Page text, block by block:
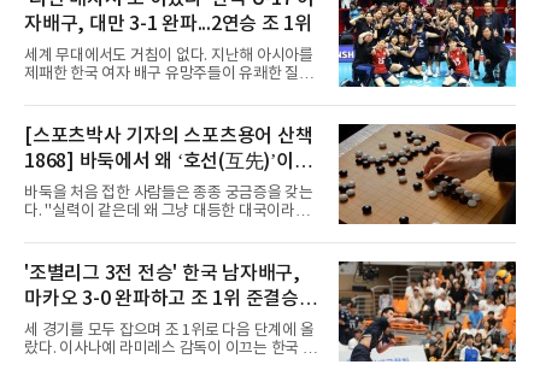
크게 꺾고 16강 진출을 확정했다
맞붙는다. FIBA 랭킹은 일본 22위, 한국 57위, 사
우디 65위, 인도네시아 94위로, 랭킹과 홈 이점
을 모두 갖춘 일본이 최대 변수다.니콜라이스 마
줄스(라트비아) 감독이 이끄는 대표팀은 지난달
6일 FIBA 월드컵 예선 1라운드 6차전에서 일본
NBA에 도전 중인 이현중을 앞세운 대표팀의 목
표는 우승이다.조별리그는 12
자배구, 대만 3-1 완파...2연승 조 1위
세계 무대에서도 거침이 없다. 지난해 아시아를
제패한 한국 여자 배구 유망주들이 유쾌한 질주
이하(U-17) 여자배구대표팀은 8일(한국시간) 칠
레 로스안데스에서 열린 2026 국제배구연맹
(FIVB) U-17 여자 세계선수권대회 조별리그 D조
2차전에서 대만을 세트 점수 3-1(25-19 18-25
25-13 25-15)로 꺾었다. 전날 푸에르토리코를
3-1로 물리쳤던 한국은 2연승으로 조 1위에 올
라 16강 진출에 청신호를 켰다.이날 승리는 남다
3-2로 꺾고 정상에 올랐는데, 세계선수권에서
이뤄진 '리턴 매치'에서도 승리하
[스포츠박사 기자의 스포츠용어 산책
1868] 바둑에서 왜 ‘호선(互先)’이라
말할까
바둑을 처음 접한 사람들은 종종 궁금증을 갖는
다. "실력이 같은데 왜 그냥 대등한 대국이라고
‘바둑에서 왜 ‘대국(對局)’이라 말할까‘ 참조)'호
선(互先)'은 한자로 '서로 호(互)', '먼저 선(先)'을
쓴다. 직역하면 '서로 먼저 둔다'는 뜻이다. 여기
서 '서로 먼저 둔다'는 표현은 한 판에서 두 사람
이 동시에 선수를 잡는다는 의미가 아니다. 중국
과 일본의 고대 바둑에서 실력이 같은 사람끼리
는 여러 판을 둘 때 흑(선수)을 번갈아 맡았다는
'조별리그 3전 전승' 한국 남자배구,
마카오 3-0 완파하고 조 1위 준결승
진출
세 경기를 모두 잡으며 조 1위로 다음 단계에 올
랐다. 이사나예 라미레스 감독이 이끄는 한국 남